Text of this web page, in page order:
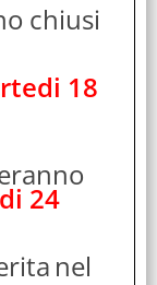
chiusi
18
24
nel